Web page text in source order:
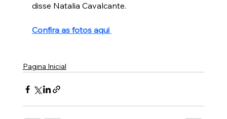
disse Natalia Cavalcante.
Confira as fotos aqui
Pagina Inicial